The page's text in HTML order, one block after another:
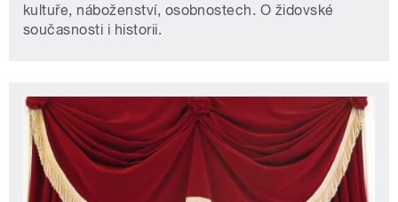
kultuře, náboženství, osobnostech. O židovské
současnosti i historii.